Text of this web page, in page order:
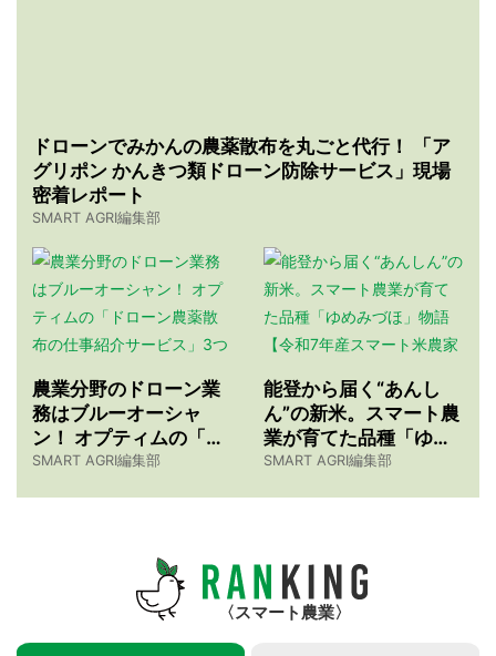
ドローンでみかんの農薬散布を丸ごと代行！ 「ア
グリポン かんきつ類ドローン防除サービス」現場
密着レポート
SMART AGRI編集部
農業分野のドローン業
務はブルーオーシャ
ン！ オプティムの「ド
ローン農薬散布の仕事
SMART AGRI編集部
能登から届く“あんし
ん”の新米。スマート農
業が育てた品種「ゆめ
みづほ」物語 【令和7
SMART AGRI編集部
スマート農業